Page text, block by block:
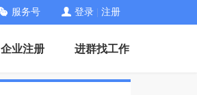
服务号 登录 注册
企业注册 进群找工作